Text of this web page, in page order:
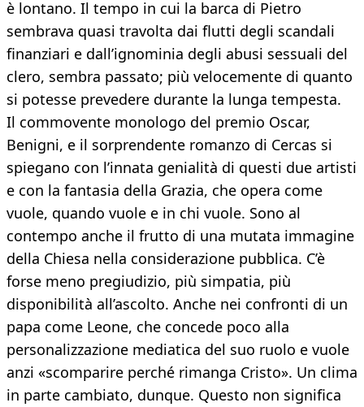
è lontano. Il tempo in cui la barca di Pietro
sembrava quasi travolta dai flutti degli scandali
finanziari e dall’ignominia degli abusi sessuali del
clero, sembra passato; più velocemente di quanto
si potesse prevedere durante la lunga tempesta.
Il commovente monologo del premio Oscar,
Benigni, e il sorprendente romanzo di Cercas si
spiegano con l’innata genialità di questi due artisti
e con la fantasia della Grazia, che opera come
vuole, quando vuole e in chi vuole. Sono al
contempo anche il frutto di una mutata immagine
della Chiesa nella considerazione pubblica. C’è
forse meno pregiudizio, più simpatia, più
disponibilità all’ascolto. Anche nei confronti di un
papa come Leone, che concede poco alla
personalizzazione mediatica del suo ruolo e vuole
anzi «scomparire perché rimanga Cristo». Un clima
in parte cambiato, dunque. Questo non significa